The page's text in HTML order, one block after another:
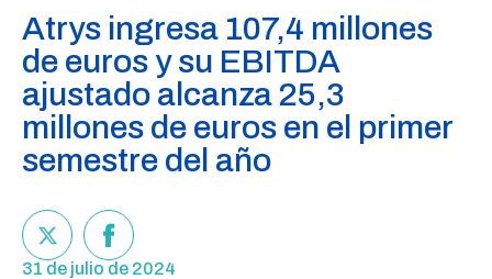
Atrys ingresa 107,4 millones
de euros y su EBITDA
ajustado alcanza 25,3
millones de euros en el primer
semestre del año
31 de julio de 2024